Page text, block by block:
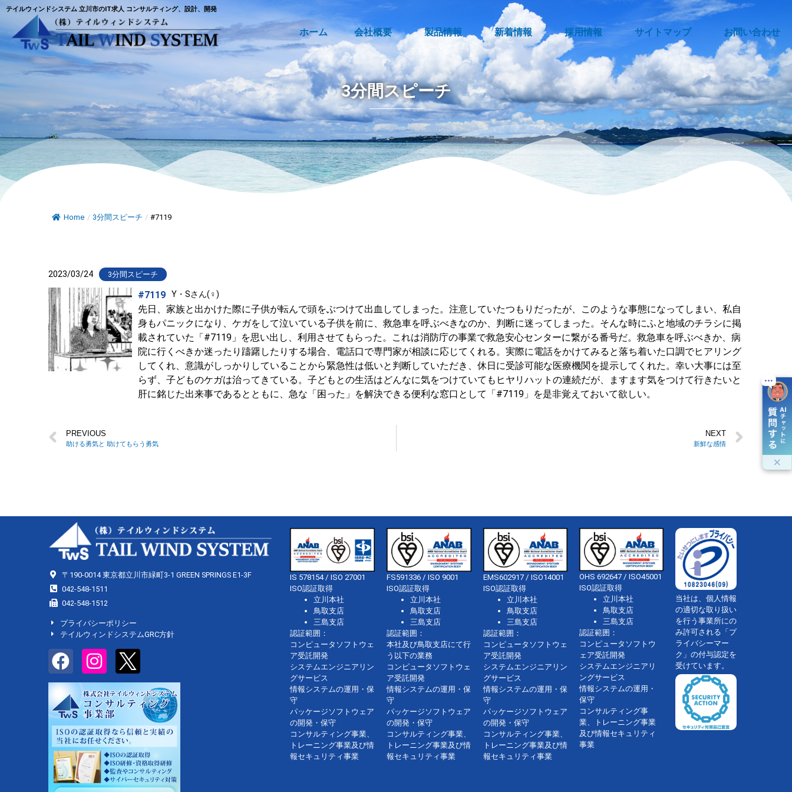
テイルウィンドシステム 立川市のIT求人 コンサルティング、設計、開発
ホーム 会社概要 製品情報 新着情報 採用情報 サイトマップ お問い合わせ
3分間スピーチ
Home / 3分間スピーチ / #7119
2023/03/24 3分間スピーチ
#7119 Y・Sさん(♀)
先日、家族と出かけた際に子供が転んで頭をぶつけて出血してしまった。注意していたつもりだったが、このような事態になってしまい、私自
身もパニックになり、ケガをして泣いている子供を前に、救急車を呼ぶべきなのか、判断に迷ってしまった。そんな時にふと地域のチラシに掲
載されていた「#7119」を思い出し、利用させてもらった。これは消防庁の事業で救急安心センターに繋がる番号だ。救急車を呼ぶべきか、病
院に行くべきか迷ったり躊躇したりする場合、電話口で専門家が相談に応じてくれる。実際に電話をかけてみると落ち着いた口調でヒアリング
してくれ、意識がしっかりしていることから緊急性は低いと判断していただき、休日に受診可能な医療機関を提示してくれた。幸い大事には至
らず、子どものケガは治ってきている。子どもとの生活はどんなに気をつけていてもヒヤリハットの連続だが、ますます気をつけて行きたいと
肝に銘じた出来事であるとともに、急な「困った」を解決できる便利な窓口として「#7119」を是非覚えておいて欲しい。
PREVIOUS
助ける勇気と 助けてもらう勇気
NEXT
新鮮な感情
〒190-0014 東京都立川市緑町3-1 GREEN SPRINGS E1-3F
042-548-1511
042-548-1512
プライバシーポリシー
テイルウィンドシステムGRC方針
IS 578154 / ISO 27001
ISO認証取得
立川本社
鳥取支店
三島支店
認証範囲：
コンピュータソフトウェ
ア受託開発
システムエンジニアリン
グサービス
情報システムの運用・保
守
パッケージソフトウェア
の開発・保守
コンサルティング事業、
トレーニング事業及び情
報セキュリティ事業
FS591336 / ISO 9001
ISO認証取得
立川本社
鳥取支店
三島支店
認証範囲：
本社及び鳥取支店にて行
う以下の業務
コンピュータソフトウェ
ア受託開発
情報システムの運用・保
守
パッケージソフトウェア
の開発・保守
コンサルティング事業、
トレーニング事業及び情
報セキュリティ事業
EMS602917 / ISO14001
ISO認証取得
立川本社
鳥取支店
三島支店
認証範囲：
コンピュータソフトウェ
ア受託開発
システムエンジニアリン
グサービス
情報システムの運用・保
守
パッケージソフトウェア
の開発・保守
コンサルティング事業、
トレーニング事業及び情
報セキュリティ事業
OHS 692647 / ISO45001
ISO認証取得
立川本社
鳥取支店
三島支店
認証範囲：
コンピュータソフトウ
ェア受託開発
システムエンジニアリ
ングサービス
情報システムの運用・
保守
コンサルティング事
業、トレーニング事業
及び情報セキュリティ
事業
当社は、個人情報
の適切な取り扱い
を行う事業所にの
み許可される「プ
ライバシーマー
ク」の付与認定を
受けています。